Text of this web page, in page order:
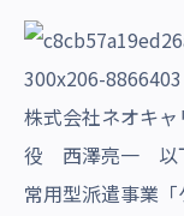
株式会社ネオキ
役 西澤亮一 以
常用型派遣事業